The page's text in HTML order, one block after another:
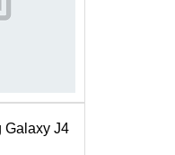
Galaxy J4